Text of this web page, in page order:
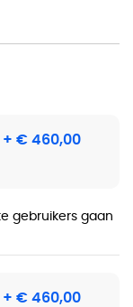
+ € 460,00
gebruikers gaan
+ € 460,00